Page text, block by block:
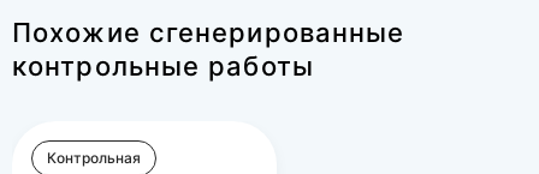
Похожие сгенерированные
контрольные работы
Контрольная